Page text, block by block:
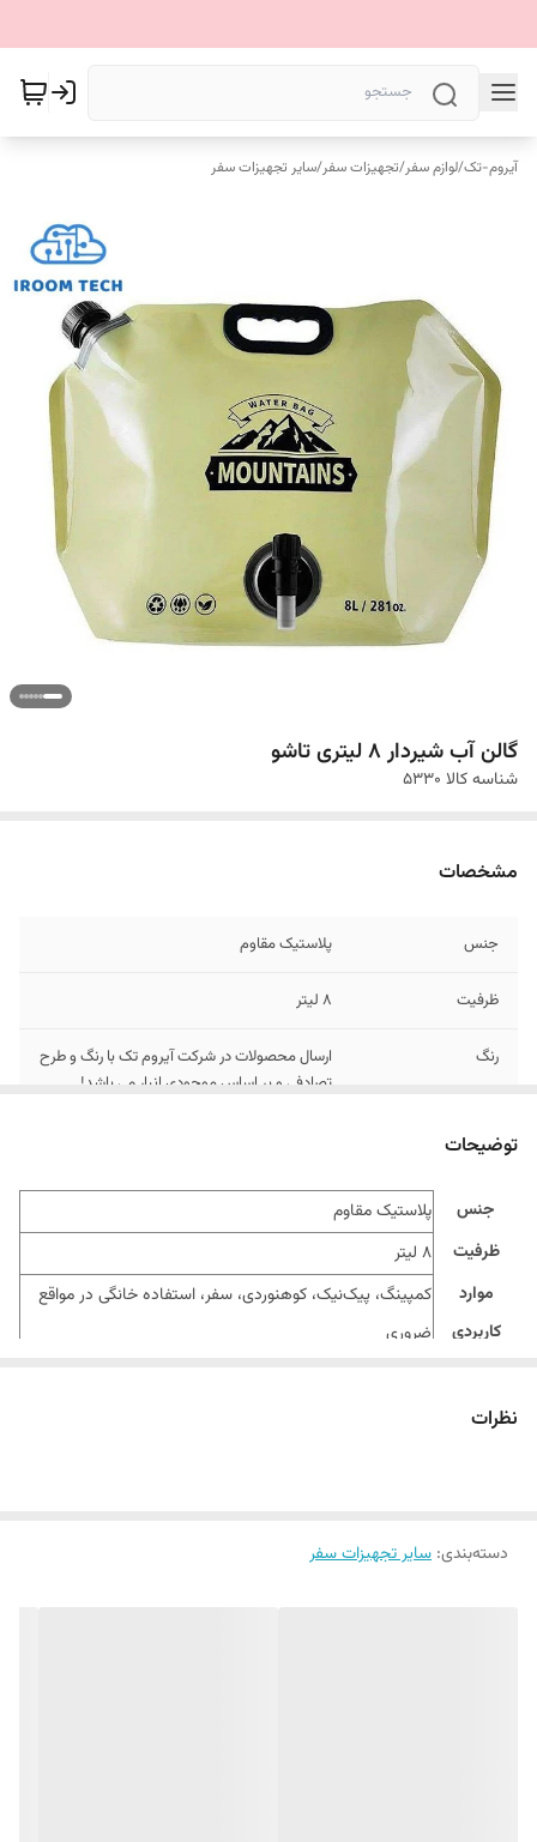
آیروم-تک/لوازم سفر/تجهیزات سفر/سایر تجهیزات سفر
گالن آب شیردار 8 لیتری تاشو
شناسه کالا 5330
مشخصات
جنس پلاستیک مقاوم
ظرفیت 8 لیتر
رنگ
ارسال محصولات در شرکت آیروم تک با رنگ و طرح
تصادفی و بر اساس موجودی انبار می باشد!
توضیحات
جنس
پلاستیک مقاوم
ظرفیت
8 لیتر
موارد
کاربردی
کمپینگ، پیک‌نیک، کوهنوردی، سفر، استفاده خانگی در مواقع
ضروری
نظرات
دسته‌بندی: سایر تجهیزات سفر